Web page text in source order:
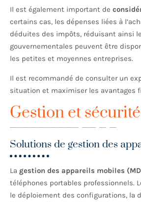
Il est également important de
certains cas, les dépenses liées à
déduites des impôts, réduisant ainsi
gouvernementales peuvent être
les petites et moyennes entreprises.
Il est recommandé de consulter un
situation et maximiser les avantages
Gestion et
Solutions de gestion des
La gestion des appareils mobiles
téléphones portables professionnels.
le déploiement des configurations, la